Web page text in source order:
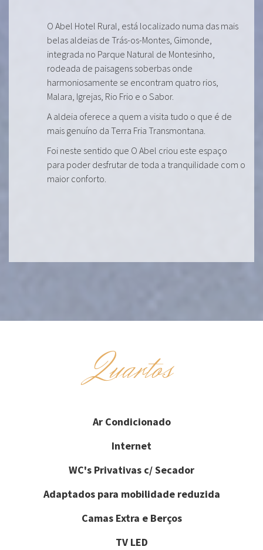
O Abel Hotel Rural, está localizado numa das mais
belas aldeias de Trás-os-Montes, Gimonde,
integrada no Parque Natural de Montesinho,
rodeada de paisagens soberbas onde
harmoniosamente se encontram quatro rios,
Malara, Igrejas, Rio Frio e o Sabor.
A aldeia oferece a quem a visita tudo o que é de
mais genuíno da Terra Fria Transmontana.
Foi neste sentido que O Abel criou este espaço
para poder desfrutar de toda a tranquilidade com o
maior conforto.
Quartos
Ar Condicionado
Internet
WC's Privativas c/ Secador
Adaptados para mobilidade reduzida
Camas Extra e Berços
TV LED